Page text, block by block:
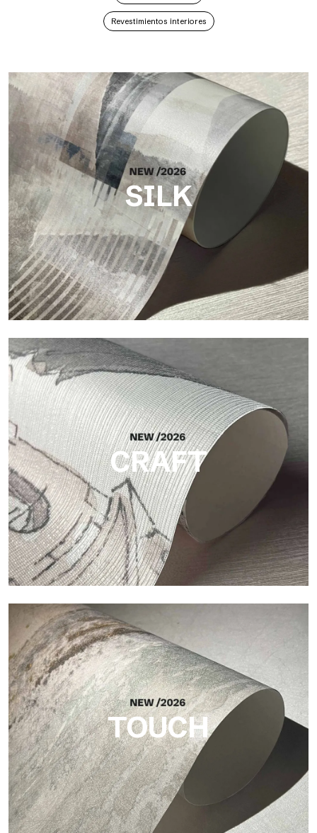
Revestimientos interiores
SILK
Silk
Acabado luminoso y elegante, con una sutil trama vertical que
refleja la luz y aporta profundidad a la superficie.
CRAFT
Craft
Acabado inspirado en las fibras naturales, con un relieve
esencial que aporta equilibrio, profundidad y una materialidad
elegante a la superficie.
TOUCH